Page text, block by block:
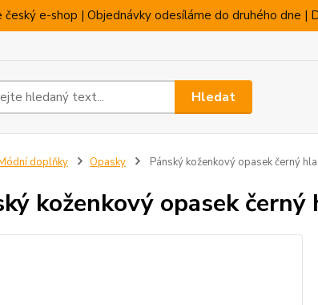
český e-shop | Objednávky odesíláme do druhého dne |
Hledat
doplňky Opasky Pánský koženkový opasek černý
koženkový opasek černý